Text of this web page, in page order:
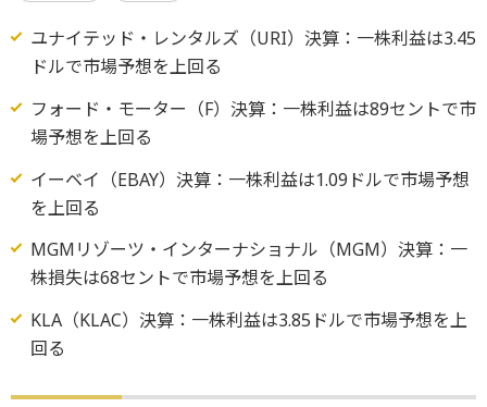
ユナイテッド・レンタルズ（URI）決算：一株利益は3.45
ドルで市場予想を上回る
フォード・モーター（F）決算：一株利益は89セントで市
場予想を上回る
イーベイ（EBAY）決算：一株利益は1.09ドルで市場予想
を上回る
MGMリゾーツ・インターナショナル（MGM）決算：一
株損失は68セントで市場予想を上回る
KLA（KLAC）決算：一株利益は3.85ドルで市場予想を上
回る